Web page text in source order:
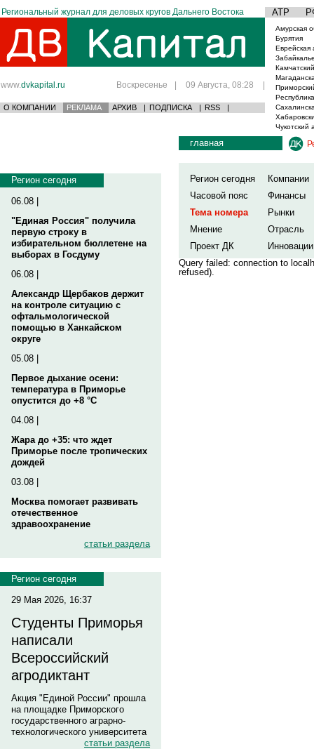
Региональный журнал для деловых кругов Дальнего Востока АТР
www.dvkapital.ru Воскресенье | 09 Августа, 08:28 |
О КОМПАНИИ РЕКЛАМА АРХИВ | ПОДПИСКА | RSS |
Амурская
Бурятия
Еврейская
Чукотский
Регион сегодня
06.08 |
"Единая Россия" получила
первую строку в
избирательном бюллетене на
выборах в Госдуму
06.08 |
Александр Щербаков держит
на контроле ситуацию с
офтальмологической
помощью в Ханкайском
округе
05.08 |
Первое дыхание осени:
температура в Приморье
опустится до +8 °C
04.08 |
Жара до +35: что ждет
Приморье после тропических
дождей
03.08 |
Москва помогает развивать
отечественное
здравоохранение
статьи раздела
Регион сегодня
29 Мая 2026, 16:37
Студенты Приморья
написали
Всероссийский
агродиктант
Акция "Единой России" прошла
на площадке Приморского
государственного аграрно-
технологического университета
статьи раздела
главная
Регион сегодня
Компании
Часовой пояс
Финансы
Тема номера
Рынки
Мнение
Отрасль
Проект ДК
Инновации
Query failed: connection to
refused).